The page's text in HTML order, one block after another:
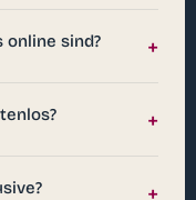
online sind? +
+
+